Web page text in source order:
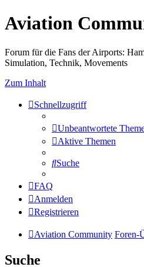
Aviation
Forum für die Fans der Airports:
Simulation, Technik, Movements
Zum Inhalt
Schnellzugriff
Unbeantwortete
Aktive Themen
Suche
FAQ
Anmelden
Registrieren
Aviation Community Foren-
Suche